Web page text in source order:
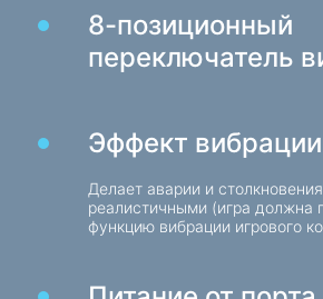
Сетевые кабели
Картридеры и USB разветвители
Кабели аудио/видео
Держатели
Зарядные устройства в авто
8-позиционный
переключатель
Эффект вибрации
Делает аварии и
реалистичными (игра должна
функцию вибрации игрового